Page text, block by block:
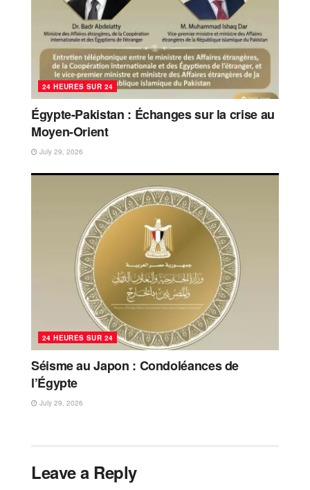
24 HEURES SUR 24
Égypte-Pakistan : Échanges sur la crise au
Moyen-Orient
July 29, 2026
24 HEURES SUR 24
Séisme au Japon : Condoléances de
l’Égypte
July 29, 2026
Leave a Reply